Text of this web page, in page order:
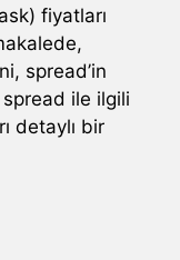
fiyatları
spread’in
ile ilgili
detaylı bir